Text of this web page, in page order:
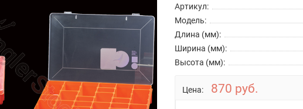
Артикул:
Модель:
Длина (мм):
Ширина (мм):
Высота (мм):
Цена: 870 руб.